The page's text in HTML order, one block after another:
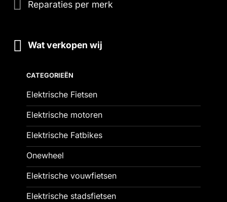
Reparaties per merk
Wat verkopen wij
CATEGORIEËN
Elektrische Fietsen
Elektrische motoren
Elektrische Fatbikes
Onewheel
Elektrische vouwfietsen
Elektrische stadsfietsen